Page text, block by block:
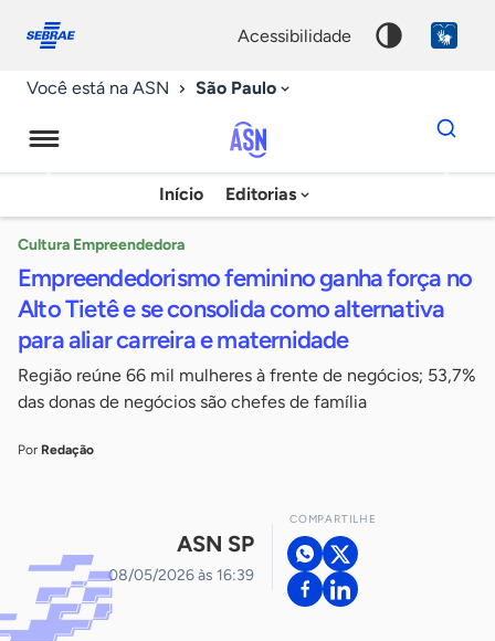
conosco
acessibilidade
Você está na ASN São Paulo
Agência
Sebrae
Notícias
Início Editorias
Dados
para
chave
Cultura Empreendedora
Empreendedorismo feminino ganha força no
Alto Tietê e se consolida como alternativa
para aliar carreira e maternidade
Região reúne 66 mil mulheres à frente de negócios; 53,7%
das donas de negócios são chefes de família
Por Redação
ASN SP
08/05/2026 às 16:39
COMPARTILHE